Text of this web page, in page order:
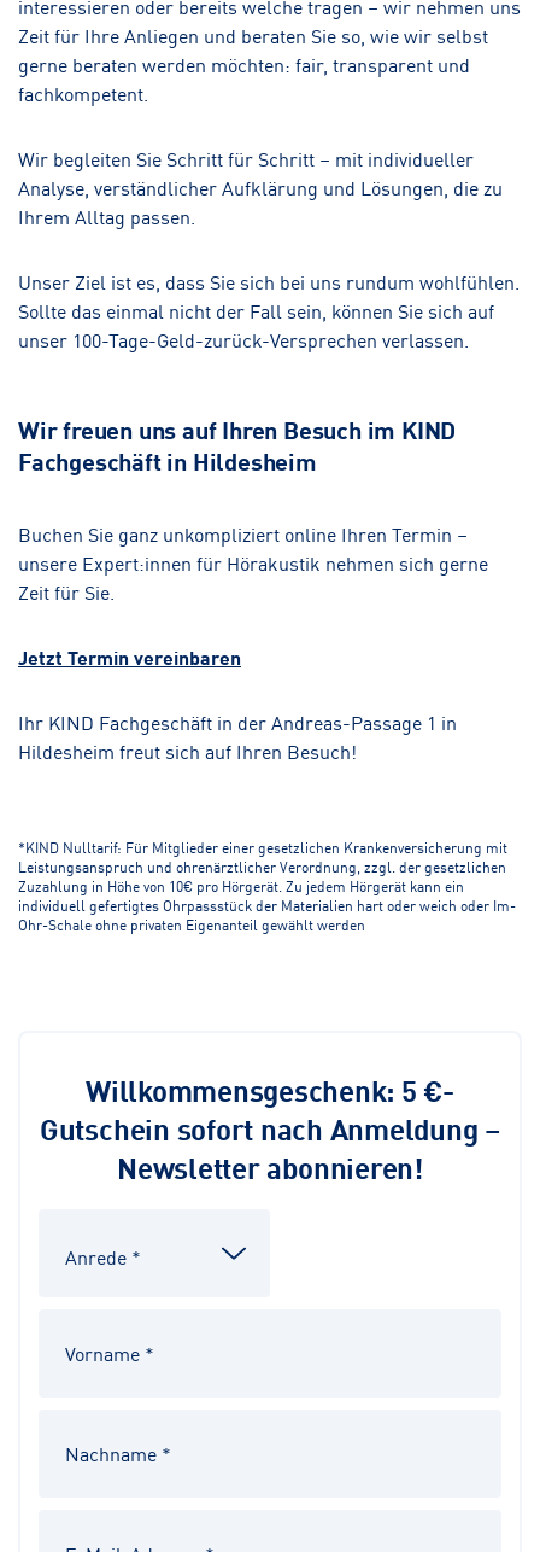
Zeit für Ihre Anliegen und beraten Sie so, wie wir selbst
gerne beraten werden möchten: fair, transparent und
fachkompetent.
Wir begleiten Sie Schritt für Schritt – mit individueller
Analyse, verständlicher Aufklärung und Lösungen, die zu
Ihrem Alltag passen.
Unser Ziel ist es, dass Sie sich bei uns rundum wohlfühlen.
Sollte das einmal nicht der Fall sein, können Sie sich auf
unser 100-Tage-Geld-zurück-Versprechen verlassen.
Wir freuen uns auf Ihren Besuch im KIND
Fachgeschäft in Hildesheim
Buchen Sie ganz unkompliziert online Ihren Termin –
unsere Expert:innen für Hörakustik nehmen sich gerne
Zeit für Sie.
Jetzt Termin vereinbaren
Ihr KIND Fachgeschäft in der Andreas-Passage 1 in
Hildesheim freut sich auf Ihren Besuch!
*KIND Nulltarif: Für Mitglieder einer gesetzlichen Krankenversicherung mit
Leistungsanspruch und ohrenärztlicher Verordnung, zzgl. der gesetzlichen
Zuzahlung in Höhe von 10€ pro Hörgerät. Zu jedem Hörgerät kann ein
individuell gefertigtes Ohrpassstück der Materialien hart oder weich oder Im-
Ohr-Schale ohne privaten Eigenanteil gewählt werden
Willkommensgeschenk: 5 €-
Gutschein sofort nach Anmeldung –
Newsletter abonnieren!